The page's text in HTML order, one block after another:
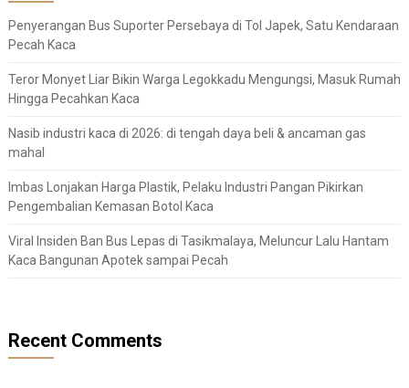
Penyerangan Bus Suporter Persebaya di Tol Japek, Satu Kendaraan
Pecah Kaca
Teror Monyet Liar Bikin Warga Legokkadu Mengungsi, Masuk Rumah
Hingga Pecahkan Kaca
Nasib industri kaca di 2026: di tengah daya beli & ancaman gas
mahal
Imbas Lonjakan Harga Plastik, Pelaku Industri Pangan Pikirkan
Pengembalian Kemasan Botol Kaca
Viral Insiden Ban Bus Lepas di Tasikmalaya, Meluncur Lalu Hantam
Kaca Bangunan Apotek sampai Pecah
Recent Comments